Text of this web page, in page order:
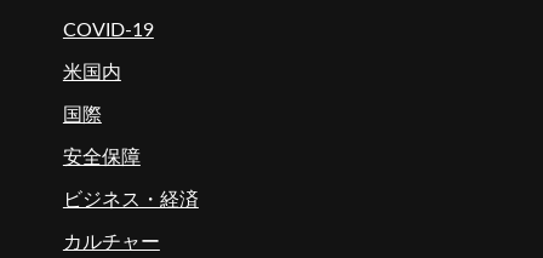
COVID-19
米国内
国際
安全保障
ビジネス・経済
カルチャー